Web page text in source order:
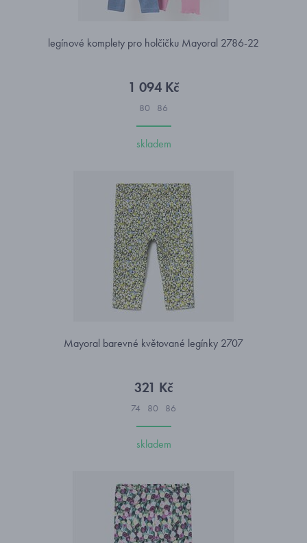
legínové komplety pro holčičku Mayoral 2786-22
1 094 Kč
80 86
skladem
Mayoral barevné květované legínky 2707
321 Kč
74 80 86
skladem